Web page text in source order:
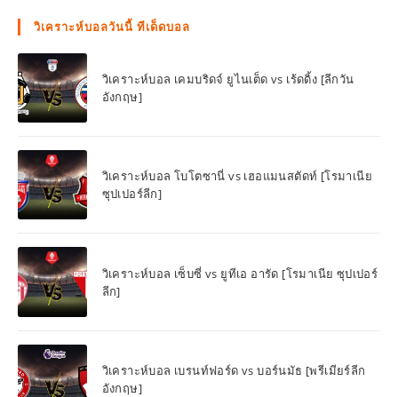
วิเคราะห์บอลวันนี้ ทีเด็ดบอล
วิเคราะห์บอล เคมบริดจ์ ยูไนเต็ด vs เร้ดดิ้ง [ลีกวัน
อังกฤษ]
วิเคราะห์บอล โบโตซานี่ vs เฮอแมนสตัดท์ [โรมาเนีย
ซุปเปอร์ลีก]
วิเคราะห์บอล เซ็บซี่ vs ยูทีเอ อารัด [โรมาเนีย ซุปเปอร์
ลีก]
วิเคราะห์บอล เบรนท์ฟอร์ด vs บอร์นมัธ [พรีเมียร์ลีก
อังกฤษ]